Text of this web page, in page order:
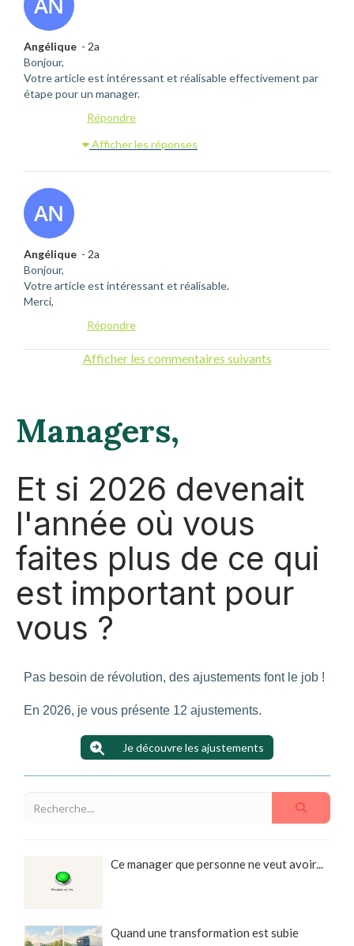
Angélique - 2a
Bonjour,
Votre article est intéressant et réalisable effectivement par
étape pour un manager.
Répondre
Afficher les réponses
Angélique - 2a
Bonjour,
Votre article est intéressant et réalisable.
Merci,
Répondre
Afficher les commentaires suivants
Managers,
Et si 2026 devenait
l'année où vous
faites plus de ce qui
est important pour
vous ?
Pas besoin de révolution, des ajustements font le job !
En 2026, je vous présente 12 ajustements.
Je découvre les ajustements
Ce manager que personne ne veut avoir...
Quand une transformation est subie